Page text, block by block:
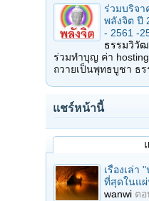
ร่วมบริจา
พลังจิต ปี
- 2561 -
ธรรมวิวั
ร่วมทำบุญ ค่า
ถวายเป็นพุทธบูชา ธ
แชร์หน้านี้
เรื่องเล่า
ที่สุดในแ
wanwi ตอ